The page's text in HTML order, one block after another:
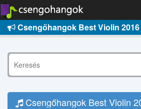
Csengőhangok Best Violin
Csengőhangok Best Violin